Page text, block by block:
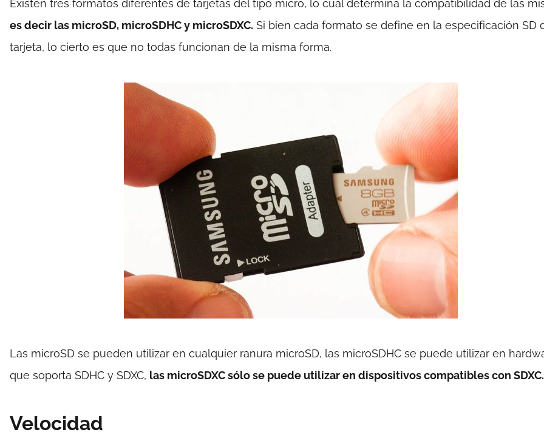
Existen tres formatos diferentes de tarjetas del tipo micro, lo cual determina la compatibilidad de las
es decir las microSD, microSDHC y microSDXC. Si bien cada formato se define en la especificación SD
tarjeta, lo cierto es que no todas funcionan de la misma forma.
Las microSD se pueden utilizar en cualquier ranura microSD, las microSDHC se puede utilizar en
que soporta SDHC y SDXC, las microSDXC sólo se puede utilizar en dispositivos compatibles con SDXC.
Velocidad